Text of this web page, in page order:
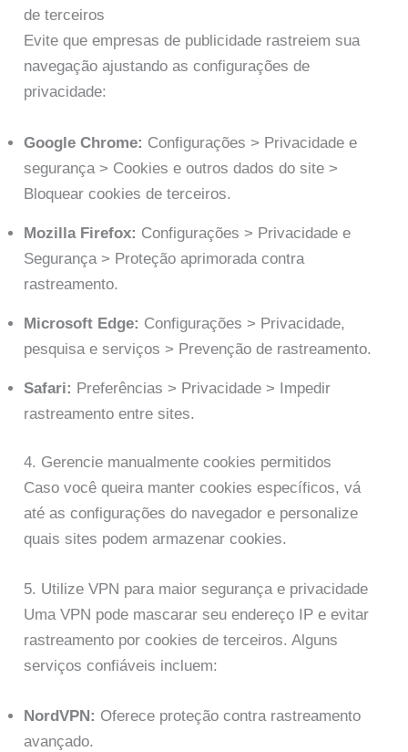
de terceiros
Evite que empresas de publicidade rastreiem sua
navegação ajustando as configurações de
privacidade:
Google Chrome: Configurações > Privacidade e
segurança > Cookies e outros dados do site >
Bloquear cookies de terceiros.
Mozilla Firefox: Configurações > Privacidade e
Segurança > Proteção aprimorada contra
rastreamento.
Microsoft Edge: Configurações > Privacidade,
pesquisa e serviços > Prevenção de rastreamento.
Safari: Preferências > Privacidade > Impedir
rastreamento entre sites.
4. Gerencie manualmente cookies permitidos
Caso você queira manter cookies específicos, vá
até as configurações do navegador e personalize
quais sites podem armazenar cookies.
5. Utilize VPN para maior segurança e privacidade
Uma VPN pode mascarar seu endereço IP e evitar
rastreamento por cookies de terceiros. Alguns
serviços confiáveis incluem:
NordVPN: Oferece proteção contra rastreamento
avançado.